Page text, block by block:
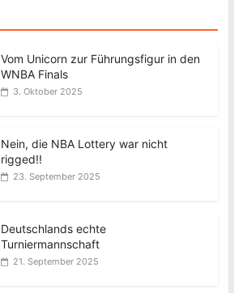
Vom Unicorn zur Führungsfigur in den
WNBA Finals
3. Oktober 2025
Nein, die NBA Lottery war nicht
rigged!!
23. September 2025
Deutschlands echte
Turniermannschaft
21. September 2025